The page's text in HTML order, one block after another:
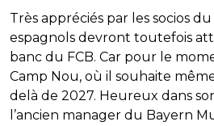
Très appréciés par les socios
espagnols devront toutefois
banc du FCB. Car pour le
Camp Nou, où il souhaite
delà de 2027. Heureux dans
l’ancien manager du Bayern